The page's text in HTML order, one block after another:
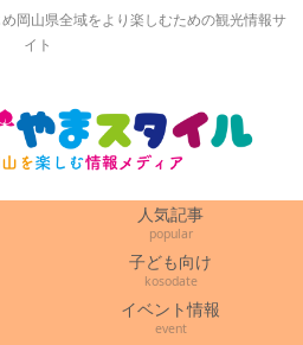
岡山県全域をより楽しむための観光情報サ
イト
人気記事
popular
子ども向け
kosodate
イベント情報
event